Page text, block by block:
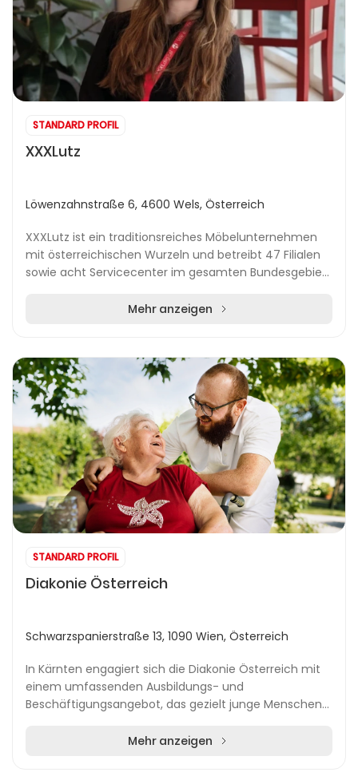
STANDARD PROFIL
XXXLutz
Löwenzahnstraße 6, 4600 Wels, Österreich
XXXLutz ist ein traditionsreiches Möbelunternehmen
mit österreichischen Wurzeln und betreibt 47 Filialen
sowie acht Servicecenter im gesamten Bundesgebiet.
Mehr anzeigen
STANDARD PROFIL
Diakonie Österreich
Schwarzspanierstraße 13, 1090 Wien, Österreich
In Kärnten engagiert sich die Diakonie Österreich mit
einem umfassenden Ausbildungs- und
Beschäftigungsangebot, das gezielt junge Menschen
Mehr anzeigen